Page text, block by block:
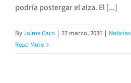
podría postergar el alza. El [...]
ByJaime Caro | 27 marzo, 2026 | Noticias
Read More